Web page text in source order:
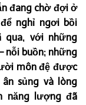
đang chờ đợi ở
nghỉ ngơi bồi
qua, với những
nỗi buồn; những
môn đệ được
sủng và lòng
năng lượng đã